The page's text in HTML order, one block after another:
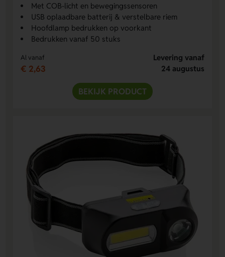
Met COB-licht en bewegingssensoren
USB oplaadbare batterij & verstelbare riem
Hoofdlamp bedrukken op voorkant
Bedrukken vanaf 50 stuks
Al vanaf
€ 2,63
Levering vanaf
24 augustus
BEKIJK PRODUCT